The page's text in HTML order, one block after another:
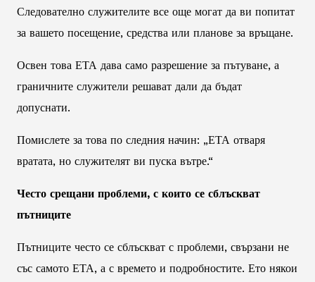
Следователно служителите все още могат да ви попитат
за вашето посещение, средства или планове за връщане.
Освен това ЕТА дава само разрешение за пътуване, а
граничните служители решават дали да бъдат
допуснати.
Помислете за това по следния начин: „ЕТА отваря
вратата, но служителят ви пуска вътре.“
Често срещани проблеми, с които се сблъскват
пътниците
Пътниците често се сблъскват с проблеми, свързани не
със самото ЕТА, а с времето и подробностите. Ето някои